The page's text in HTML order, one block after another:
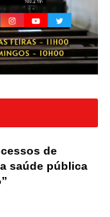
de
saúde pública